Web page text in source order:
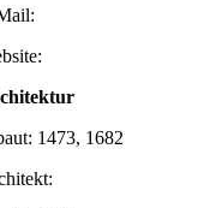
1473, 1682